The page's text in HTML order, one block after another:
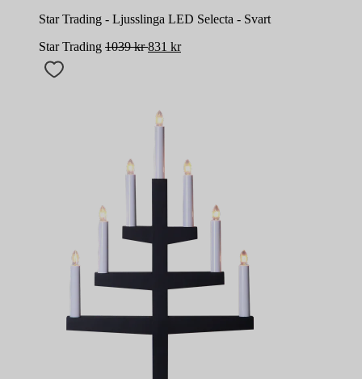
Star Trading - Ljusslinga LED Selecta - Svart
Star Trading 1039kr 831 kr